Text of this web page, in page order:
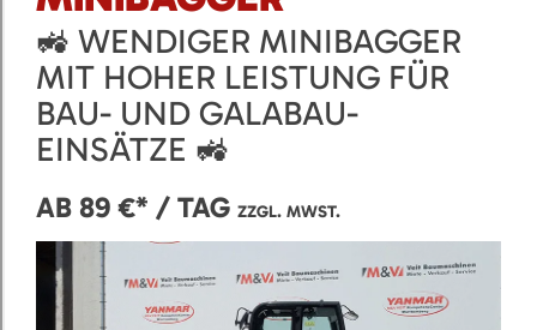
🚜 WENDIGER MINIBAGGER
MIT HOHER LEISTUNG FÜR
BAU- UND GALABAU-
EINSÄTZE 🚜
AB 89 €* / TAG ZZGL. MWST.